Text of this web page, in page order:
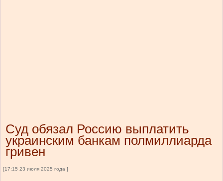
Суд обязал Россию выплатить
украинским банкам полмиллиарда
гривен
[17:15 23 июля 2025 года ]